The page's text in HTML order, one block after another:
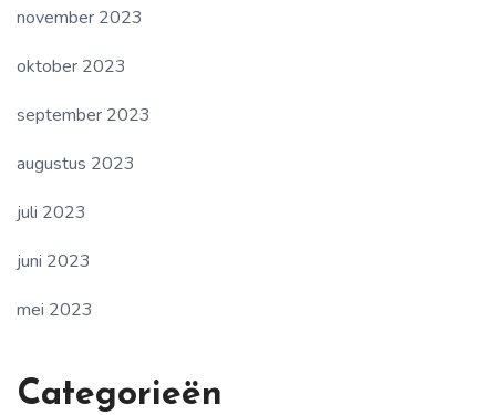
november 2023
oktober 2023
september 2023
augustus 2023
juli 2023
juni 2023
mei 2023
Categorieën